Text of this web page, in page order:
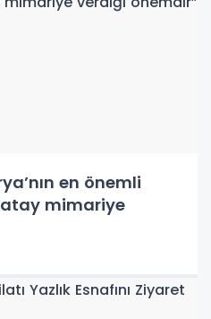
en önemli
mimariye